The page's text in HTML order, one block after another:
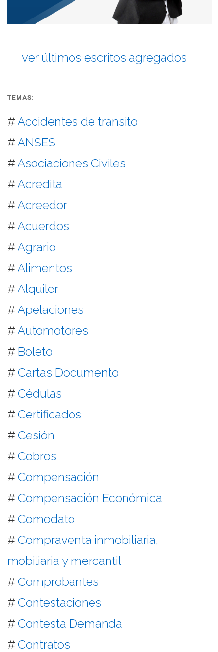
ver últimos escritos agregados
TEMAS:
# Accidentes de tránsito
# ANSES
# Asociaciones Civiles
# Acredita
# Acreedor
# Acuerdos
# Agrario
# Alimentos
# Alquiler
# Apelaciones
# Automotores
# Boleto
# Cartas Documento
# Cédulas
# Certificados
# Cesión
# Cobros
# Compensación
# Compensación Económica
# Comodato
# Compraventa inmobiliaria,
mobiliaria y mercantil
# Comprobantes
# Contestaciones
# Contesta Demanda
# Contratos